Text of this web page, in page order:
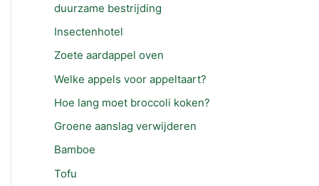
duurzame bestrijding
Insectenhotel
Zoete aardappel oven
Welke appels voor appeltaart?
Hoe lang moet broccoli koken?
Groene aanslag verwijderen
Bamboe
Tofu